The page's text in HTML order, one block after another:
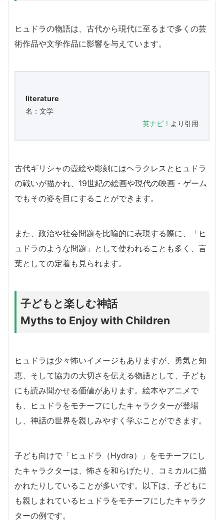
ヒュドラの物語は、古代から現代に至るまで多くの芸
術作品や文学作品に影響を与えています。
literature
名：文学
英ナビ！ より引用
古代ギリシャの壺絵や彫刻にはヘラクレスとヒュドラ
の戦いが描かれ、19世紀の絵画や現代の映画・ゲーム
でもその姿を目にすることができます。
また、政治や社会問題を比喩的に表現する際に、「ヒ
ュドラのような問題」として使われることも多く、言
葉としての定着も見られます。
子どもと楽しむ神話
Myths to Enjoy with Children
ヒュドラは少々怖いイメージもありますが、勇気と知
恵、そして協力の大切さを伝える物語として、子ども
にも読み聞かせる価値があります。絵本やアニメで
も、ヒュドラをモチーフにしたキャラクターが登場
し、神話の世界を親しみやすく学ぶことができます。
子ども向けで「ヒュドラ（Hydra）」をモチーフにし
たキャラクターは、怖さを和らげたり、コミカルに描
かれたりしていることが多いです。以下は、子どもに
も親しまれているヒュドラをモチーフにしたキャラク
ターの例です。